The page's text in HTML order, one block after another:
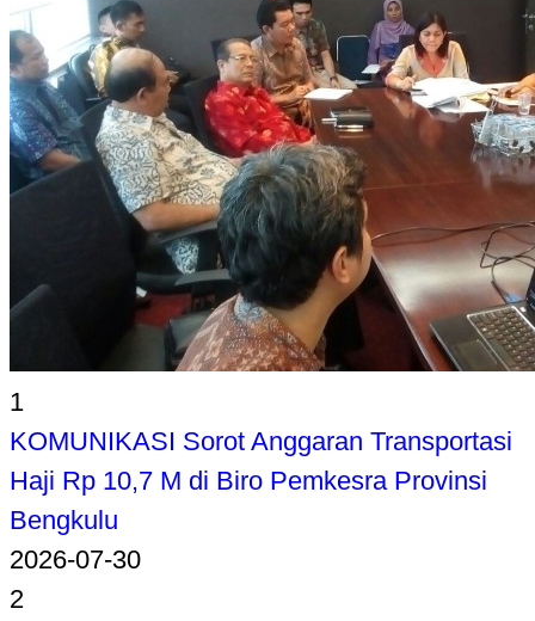
1
KOMUNIKASI Sorot Anggaran Transportasi
Haji Rp 10,7 M di Biro Pemkesra Provinsi
Bengkulu
2026-07-30
2